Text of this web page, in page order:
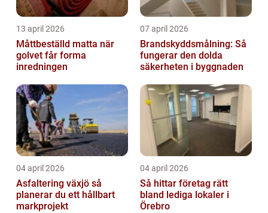
13 april 2026
Måttbeställd matta när
golvet får forma
inredningen
07 april 2026
Brandskyddsmålning: Så
fungerar den dolda
säkerheten i byggnaden
04 april 2026
Asfaltering växjö så
planerar du ett hållbart
markprojekt
04 april 2026
Så hittar företag rätt
bland lediga lokaler i
Örebro